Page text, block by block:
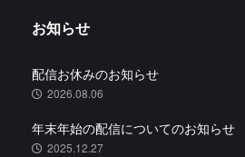
お知らせ
配信お休みのお知らせ
2026.08.06
年末年始の配信についてのお知らせ
2025.12.27